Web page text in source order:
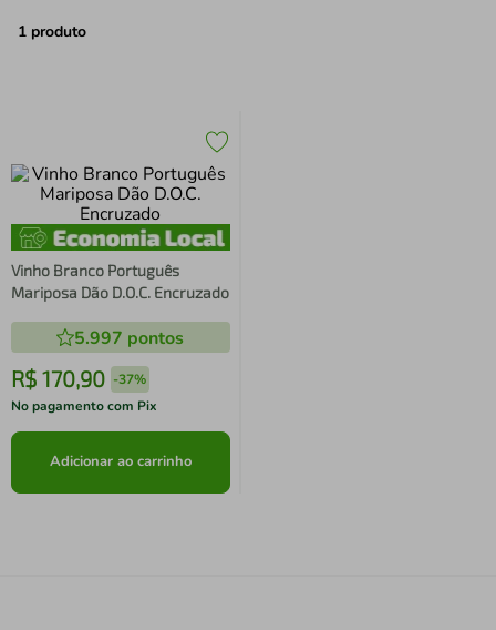
1 produto
Vinho Branco Português
Mariposa Dão D.O.C. Encruzado
5.997 pontos
R$ 170,90 -37%
No pagamento com Pix
Adicionar ao carrinho
4º